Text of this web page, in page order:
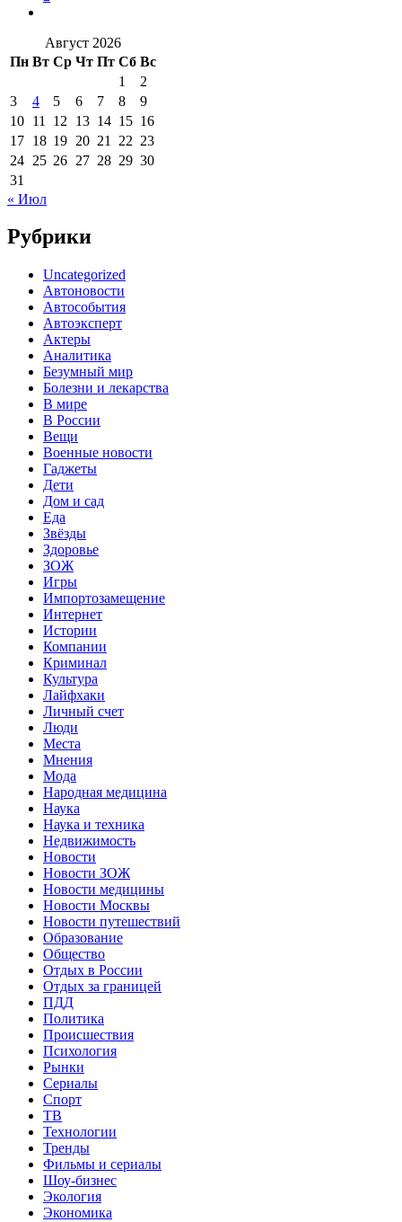
Август 2026
Пн Вт Ср Чт Пт Сб Вс
1
2
3
4 5 6 7 8
9
10 11 12 13 14 15 16
17 18 19 20 21 22 23
24 25 26 27 28 29 30
31
« Июл
Рубрики
Uncategorized
Автоновости
Автособытия
Автоэксперт
Актеры
Аналитика
Безумный мир
Болезни и лекарства
В мире
В России
Вещи
Военные новости
Гаджеты
Дети
Дом и сад
Еда
Звёзды
Здоровье
ЗОЖ
Игры
Импортозамещение
Интернет
Истории
Компании
Криминал
Культура
Лайфхаки
Личный счет
Люди
Места
Мнения
Мода
Народная медицина
Наука
Наука и техника
Недвижимость
Новости
Новости ЗОЖ
Новости медицины
Новости Москвы
Новости путешествий
Образование
Общество
Отдых в России
Отдых за границей
ПДД
Политика
Происшествия
Психология
Рынки
Сериалы
Спорт
ТВ
Технологии
Тренды
Фильмы и сериалы
Шоу-бизнес
Экология
Экономика